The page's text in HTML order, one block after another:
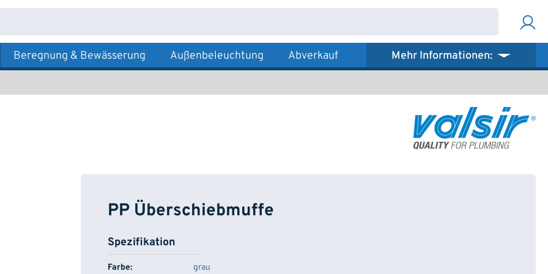
Beregnung & Bewässerung Außenbeleuchtung Abverkauf Mehr Informationen:
PP Überschiebmuffe
Spezifikation
Farbe:
grau